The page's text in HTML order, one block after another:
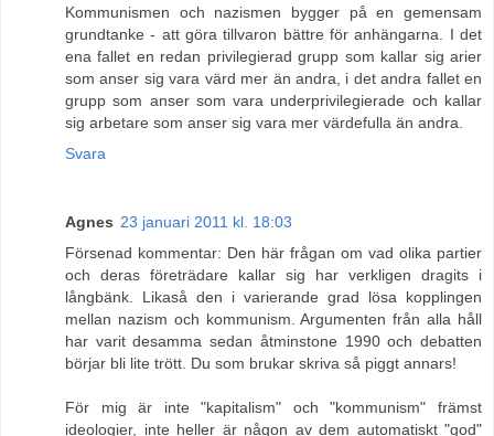
Kommunismen och nazismen bygger på en gemensam
grundtanke - att göra tillvaron bättre för anhängarna. I det
ena fallet en redan privilegierad grupp som kallar sig arier
som anser sig vara värd mer än andra, i det andra fallet en
grupp som anser som vara underprivilegierade och kallar
sig arbetare som anser sig vara mer värdefulla än andra.
Svara
Agnes 23 januari 2011 kl. 18:03
Försenad kommentar: Den här frågan om vad olika partier
och deras företrädare kallar sig har verkligen dragits i
långbänk. Likaså den i varierande grad lösa kopplingen
mellan nazism och kommunism. Argumenten från alla håll
har varit desamma sedan åtminstone 1990 och debatten
börjar bli lite trött. Du som brukar skriva så piggt annars!
För mig är inte "kapitalism" och "kommunism" främst
ideologier, inte heller är någon av dem automatiskt "god"